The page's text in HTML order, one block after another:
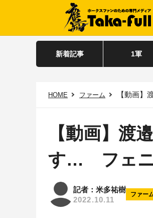
新着記事 1軍
HOME ファーム 【動画
【動画】渡
す… フェニ
記者：米多祐樹
2022.10.11
ファー